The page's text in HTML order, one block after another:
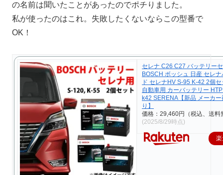
の名前は聞いたことがあったのでポチりました。
私が使ったのはこれ。失敗したくないならこの型番で
OK！
セレナ C26 C27 バッテリー
BOSCH ボッシュ 日産 セレ
ド セレナHV S-95 K-42 2個
自動車用 カーバッテリー
k42 SERENA【新品 メーカ
り】
価格：29,460円（税込、送料
(2025/8/29時点)